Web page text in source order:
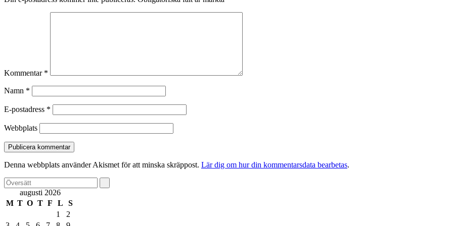
Kommentar *
Namn *
E-postadress *
Webbplats
Denna webbplats använder Akismet för att minska skräppost. Lär dig om hur din kommentarsdata bearbetas.
augusti 2026
M T O T F L
S
1
2